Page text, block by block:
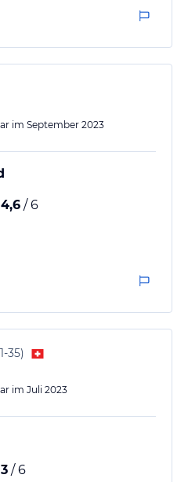
im September 2023
4,6 / 6
35)
im Juli 2023
3 / 6